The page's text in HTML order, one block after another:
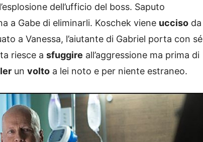
dell’ufficio del boss. Saputo
a Gabe di eliminarli. Koschek viene ucciso da
a Vanessa, l’aiutante di Gabriel porta con sé
riesce a sfuggire all’aggressione ma prima di
un volto a lei noto e per niente estraneo.